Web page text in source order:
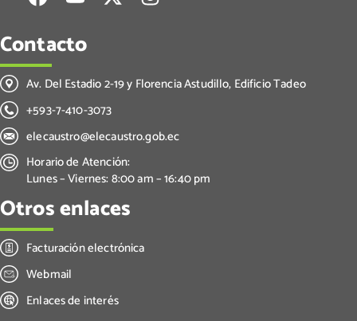
Contacto
Av. Del Estadio 2-19 y Florencia Astudillo, Edificio Tadeo
+593-7-410-3073
elecaustro@elecaustro.gob.ec
Horario de Atención:
Lunes – Viernes: 8:00 am – 16:40 pm
Otros enlaces
Facturación electrónica
Webmail
Enlaces de interés